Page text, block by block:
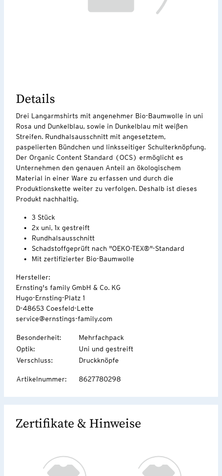
Details
Drei Langarmshirts mit angenehmer Bio-Baumwolle in uni
Rosa und Dunkelblau, sowie in Dunkelblau mit weißen
Streifen. Rundhalsausschnitt mit angesetztem,
paspelierten Bündchen und linksseitiger Schulterknöpfung.
Der Organic Content Standard (OCS) ermöglicht es
Unternehmen den genauen Anteil an ökologischem
Material in einer Ware zu erfassen und durch die
Produktionskette weiter zu verfolgen. Deshalb ist dieses
Produkt nachhaltig.
3 Stück
2x uni, 1x gestreift
Rundhalsausschnitt
Schadstoffgeprüft nach "OEKO-TEX®"-Standard
Mit zertifizierter Bio-Baumwolle
Hersteller:
Ernsting's family GmbH & Co. KG
Hugo-Ernsting-Platz 1
D-48653 Coesfeld-Lette
service@ernstings-family.com
Besonderheit:
Mehrfachpack
Optik:
Uni und gestreift
Verschluss: Druckknöpfe
Artikelnummer: 8627780298
Zertifikate & Hinweise